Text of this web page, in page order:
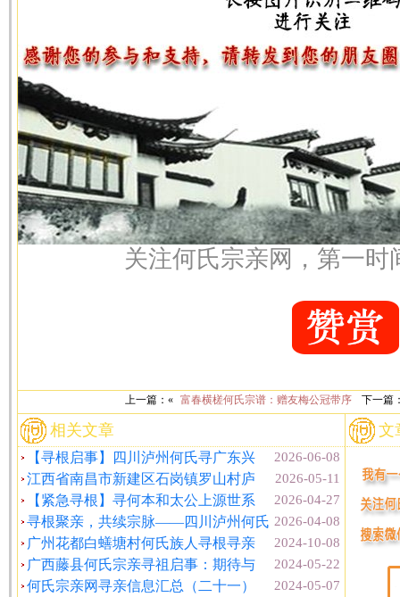
关注何氏宗亲网，第一时
上一篇：« 富春横槎何氏宗谱：赠友梅公冠带序 下一篇
相关文章
2026-06-08
【寻根启事】四川泸州何氏寻广东兴
2026-05-11
江西省南昌市新建区石岗镇罗山村庐
2026-04-27
【紧急寻根】寻何本和太公上源世系
2026-04-08
寻根聚亲，共续宗脉——四川泸州何氏
2024-10-08
广州花都白蟮塘村何氏族人寻根寻亲
2024-05-22
广西藤县何氏宗亲寻祖启事：期待与
2024-05-07
何氏宗亲网寻亲信息汇总（二十一）
文